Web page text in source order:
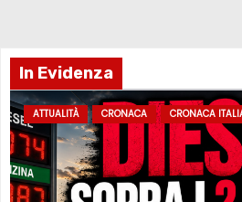
In Evidenza
ATTUALITÀ CRONACA CRONACA